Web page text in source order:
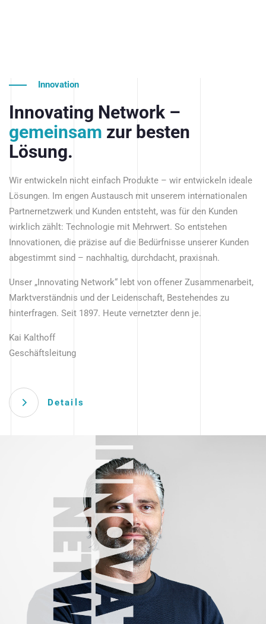
Innovation
Innovating Network –
gemeinsam zur besten
Lösung.
Wir entwickeln nicht einfach Produkte – wir entwickeln ideale
Lösungen. Im engen Austausch mit unserem internationalen
Partnernetzwerk und Kunden entsteht, was für den Kunden
wirklich zählt: Technologie mit Mehrwert. So entstehen
Innovationen, die präzise auf die Bedürfnisse unserer Kunden
abgestimmt sind – nachhaltig, durchdacht, praxisnah.
Unser „Innovating Network“ lebt von offener Zusammenarbeit,
Marktverständnis und der Leidenschaft, Bestehendes zu
hinterfragen. Seit 1897. Heute vernetzter denn je.
Kai Kalthoff
Geschäftsleitung
Details